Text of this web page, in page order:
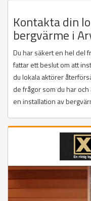
Kontakta din
bergvärme i
Du har säkert en hel del
fattar ett beslut om att
du lokala aktörer
de frågor som du har
en installation av